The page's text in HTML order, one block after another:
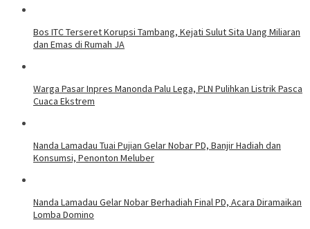
Bos ITC Terseret Korupsi Tambang, Kejati Sulut Sita Uang Miliaran
dan Emas di Rumah JA
Warga Pasar Inpres Manonda Palu Lega, PLN Pulihkan Listrik Pasca
Cuaca Ekstrem
Nanda Lamadau Tuai Pujian Gelar Nobar PD, Banjir Hadiah dan
Konsumsi, Penonton Meluber
Nanda Lamadau Gelar Nobar Berhadiah Final PD, Acara Diramaikan
Lomba Domino